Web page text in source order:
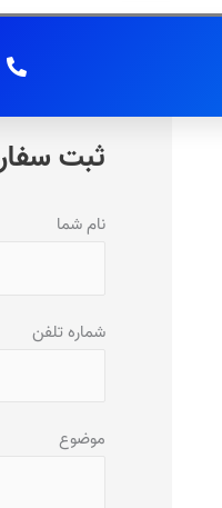
ثبت
نام شما
شماره تلفن
موضوع